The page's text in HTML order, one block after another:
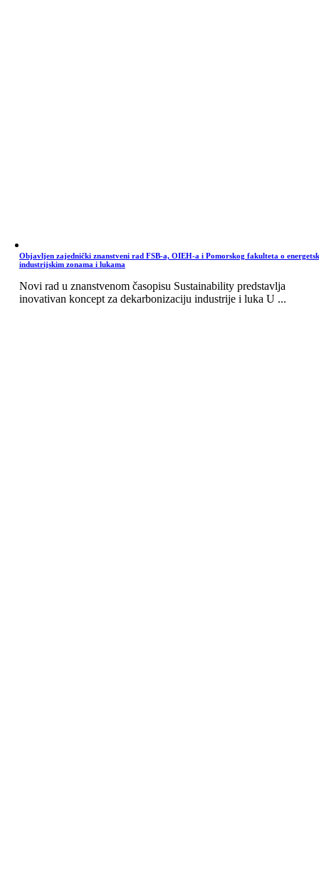
Objavljen zajednički znanstveni rad FSB-a, OIEH-a i Pomorskog fakulteta o
industrijskim zonama i lukama
Novi rad u znanstvenom časopisu Sustainability predstavlja
inovativan koncept za dekarbonizaciju industrije i luka U ...